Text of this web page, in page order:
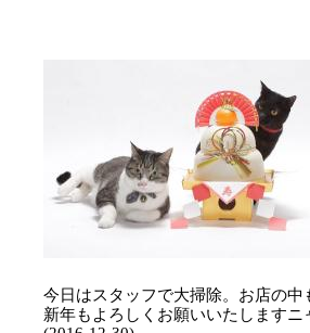
今日はスタッフで大掃除。お店の中
新年もよろしくお願いいたしますニ